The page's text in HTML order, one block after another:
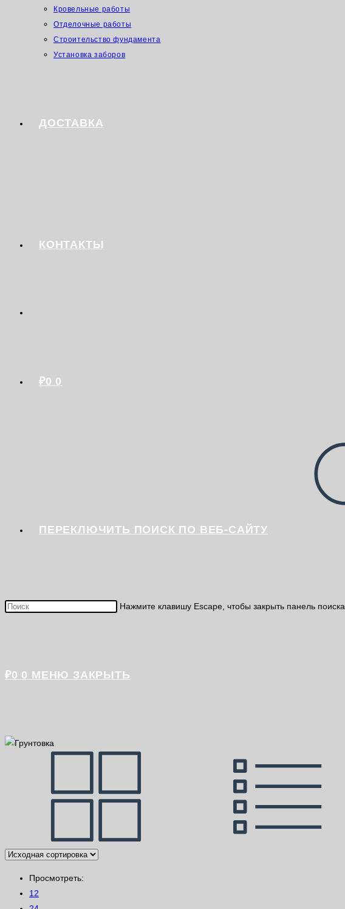
Кровельные работы
Отделочные работы
Строительство фундамента
Установка заборов
ДОСТАВКА
КОНТАКТЫ
₽0 0
ПЕРЕКЛЮЧИТЬ ПОИСК ПО ВЕБ-САЙТУ
Нажмите клавишу Escape, чтобы закрыть панель поиска.
₽0 0 МЕНЮ ЗАКРЫТЬ
Просмотреть:
12